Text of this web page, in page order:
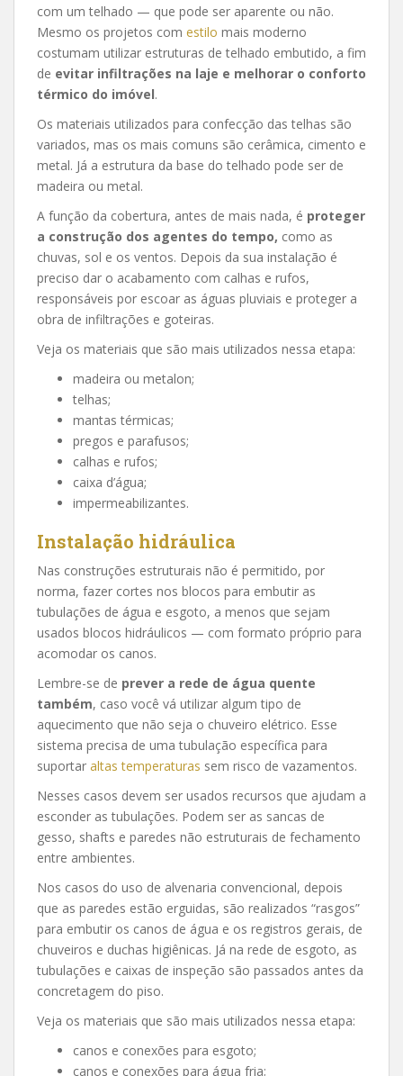
com um telhado — que pode ser aparente ou não.
Mesmo os projetos com estilo mais moderno
costumam utilizar estruturas de telhado embutido, a fim
de evitar infiltrações na laje e melhorar o conforto
térmico do imóvel.
Os materiais utilizados para confecção das telhas são
variados, mas os mais comuns são cerâmica, cimento e
metal. Já a estrutura da base do telhado pode ser de
madeira ou metal.
A função da cobertura, antes de mais nada, é proteger
a construção dos agentes do tempo, como as
chuvas, sol e os ventos. Depois da sua instalação é
preciso dar o acabamento com calhas e rufos,
responsáveis por escoar as águas pluviais e proteger a
obra de infiltrações e goteiras.
Veja os materiais que são mais utilizados nessa etapa:
madeira ou metalon;
telhas;
mantas térmicas;
pregos e parafusos;
calhas e rufos;
caixa d’água;
impermeabilizantes.
Instalação hidráulica
Nas construções estruturais não é permitido, por
norma, fazer cortes nos blocos para embutir as
tubulações de água e esgoto, a menos que sejam
usados blocos hidráulicos — com formato próprio para
acomodar os canos.
Lembre-se de prever a rede de água quente
também, caso você vá utilizar algum tipo de
aquecimento que não seja o chuveiro elétrico. Esse
sistema precisa de uma tubulação específica para
suportar altas temperaturas sem risco de vazamentos.
Nesses casos devem ser usados recursos que ajudam a
esconder as tubulações. Podem ser as sancas de
gesso, shafts e paredes não estruturais de fechamento
entre ambientes.
Nos casos do uso de alvenaria convencional, depois
que as paredes estão erguidas, são realizados “rasgos”
para embutir os canos de água e os registros gerais, de
chuveiros e duchas higiênicas. Já na rede de esgoto, as
tubulações e caixas de inspeção são passados antes da
concretagem do piso.
Veja os materiais que são mais utilizados nessa etapa:
canos e conexões para esgoto;
canos e conexões para água fria;